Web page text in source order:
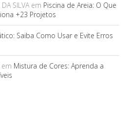
SILVAem Piscina de Areia: O Que
+23 Projetos
Saiba Como Usar e Evite Erros
em Mistura de Cores: Aprenda a